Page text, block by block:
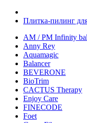
Плитка-пилинг
AM / PM Infinity
Anny Rey
Aquamagic
Balancer
BEVERONE
BioTrim
CACTUS Therapy
Enjoy Care
FINECODE
Foet